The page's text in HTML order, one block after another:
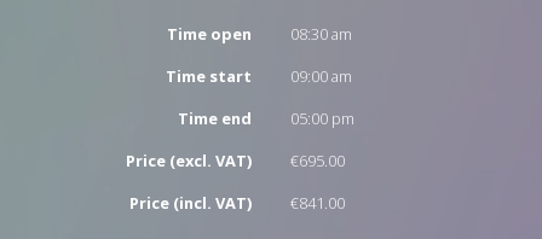
Time open
08:30 am
Time start
09:00 am
Time end
05:00 pm
Price (excl. VAT)
€695.00
Price (incl. VAT)
€841.00